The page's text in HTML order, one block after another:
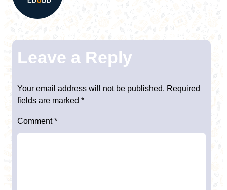
Leave a Reply
Your email address will not be published. Required
fields are marked *
Comment*